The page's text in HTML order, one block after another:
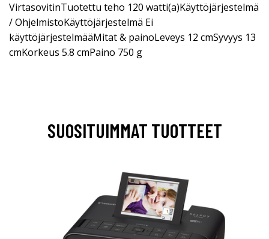
VirtasovitinTuotettu teho 120 watti(a)Käyttöjärjestelmä
/ OhjelmistoKäyttöjärjestelmä Ei
käyttöjärjestelmääMitat & painoLeveys 12 cmSyvyys 13
cmKorkeus 5.8 cmPaino 750 g
SUOSITUIMMAT TUOTTEET